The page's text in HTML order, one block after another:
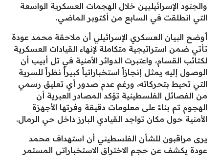
والجنود الإسرائيليين خلال الهجمات العسكرية الواسعة
التي انطلقت في السابع من أكتوبر الماضي.
​أوضح البيان العسكري الإسرائيلي أن ملاحقة محمد عودة
تأتي ضمن استراتيجية متكاملة لإنهاء القيادات العسكرية
لكتائب القسام، واعتبرت الدوائر الأمنية في تل أبيب أن
الوصول إليه يمثل إنجازاً استخباراتياً كبيراً نظراً للسرية
التي تحيط بتحركاته، ورغم عدم صدور أي تعليق رسمي
من الفصائل الفلسطينية تؤكد المصادر العبرية أن
الهجوم تم بناءً على معلومات دقيقة وفرتها الأجهزة
الأمنية حول مكان تواجد القيادي البارز داخل حي الرمال.
​يرى مراقبون للشأن الفلسطيني أن استهداف محمد
عودة يكشف عن حجم الاختراق الاستخباراتي المستمر